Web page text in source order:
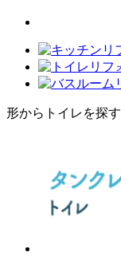
形からトイレを探す